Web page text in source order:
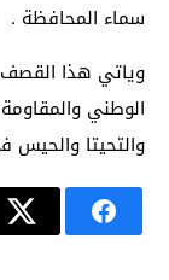
سماء المحافظة .
وياتي هذا القصف
الوطني
والتحيتا والحيس